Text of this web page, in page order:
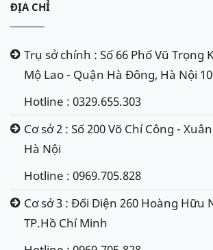
ĐỊA CHỈ
Trụ sở chính : Số 66 Phố Vũ Trọng
Mộ Lao - Quận Hà Đông, Hà Nội
Hotline : 0329.655.303
Cơ sở 2 : Số 200 Võ Chí Công -
Hà Nội
Hotline : 0969.705.828
Cơ sở 3 : Đối Diện 260 Hoàng Hữu
TP.Hồ Chí Minh